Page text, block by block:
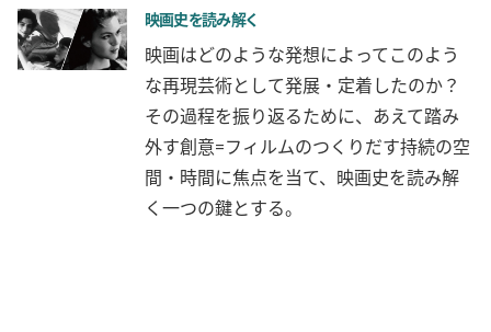
映画史を読み解く
映画はどのような発想によってこのよう
な再現芸術として発展・定着したのか？
その過程を振り返るために、あえて踏み
外す創意=フィルムのつくりだす持続の空
間・時間に焦点を当て、映画史を読み解
く一つの鍵とする。